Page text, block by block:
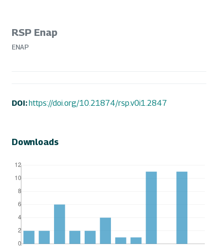
RSP Enap
ENAP
DOI:https://doi.org/10.21874/rsp.v0i1.2847
Downloads